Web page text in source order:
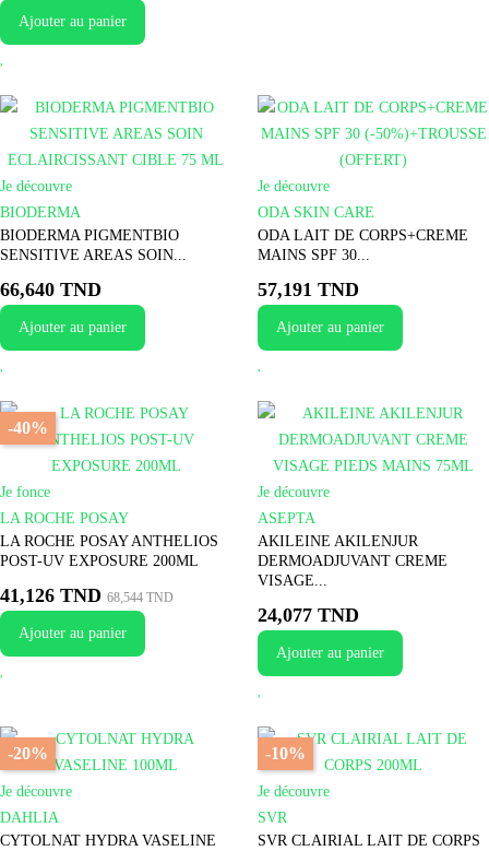
Ajouter au panier
Je découvre
BIODERMA
BIODERMA PIGMENTBIO
SENSITIVE AREAS SOIN...
66,640 TND
Ajouter au panier
Je découvre
ODA SKIN CARE
ODA LAIT DE CORPS+CREME
MAINS SPF 30...
57,191 TND
Ajouter au panier
Je fonce
-40%
LA ROCHE POSAY
LA ROCHE POSAY ANTHELIOS
POST-UV EXPOSURE 200ML
41,126 TND 68,544 TND
Ajouter au panier
Je découvre
ASEPTA
AKILEINE AKILENJUR
DERMOADJUVANT CREME
VISAGE...
24,077 TND
Ajouter au panier
Je découvre
-20%
DAHLIA
CYTOLNAT HYDRA VASELINE
Je découvre
-10%
SVR
SVR CLAIRIAL LAIT DE CORPS